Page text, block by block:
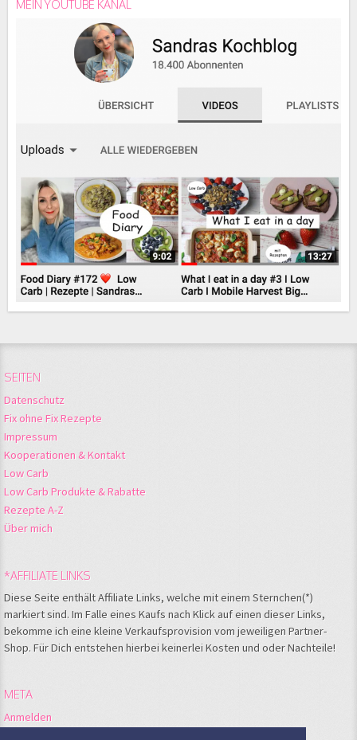
MEIN YOUTUBE KANAL
SEITEN
Datenschutz
Fix ohne Fix Rezepte
Impressum
Kooperationen & Kontakt
Low Carb
Low Carb Produkte & Rabatte
Rezepte A-Z
Über mich
*AFFILIATE LINKS
Diese Seite enthält Affiliate Links, welche mit einem Sternchen(*)
markiert sind. Im Falle eines Kaufs nach Klick auf einen dieser Links,
bekomme ich eine kleine Verkaufsprovision vom jeweiligen Partner-
Shop. Für Dich entstehen hierbei keinerlei Kosten und oder Nachteile!
META
Anmelden